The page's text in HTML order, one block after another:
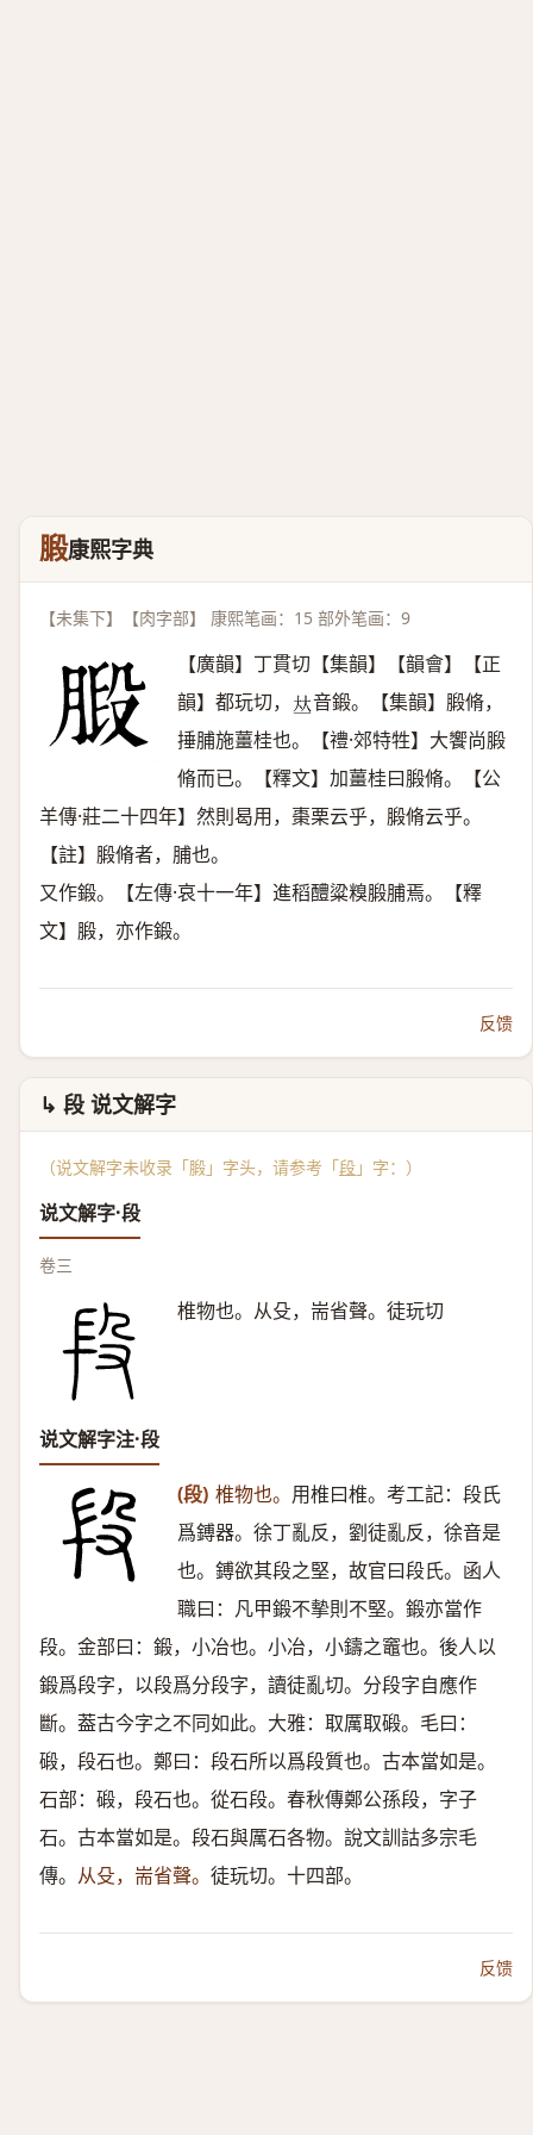
腶康熙字典
【未集下】【肉字部】 康熙笔画：15 部外笔画：9
【廣韻】丁貫切【集韻】【韻會】【正
韻】都玩切， 𠀤音鍛。【集韻】腶脩，
捶脯施薑桂也。【禮·郊特牲】大饗尚腶
脩而已。【釋文】加薑桂曰腶脩。【公
羊傳·莊二十四年】然則曷用，棗栗云乎，腶脩云乎。
【註】腶脩者，脯也。
又作鍛。【左傳·哀十一年】進稻醴粱糗腶脯焉。【釋
文】腶，亦作鍛。
反馈
↳ 段 说文解字
（说文解字未收录「腶」字头，请参考「段 」字：）
说文解字·段
卷三
椎物也。从殳，耑省聲。徒玩切
说文解字注·段
(段) 椎物也。 用椎曰椎。考工記：段氏
爲鎛器。徐丁亂反，劉徒亂反，徐音是
也。鎛欲其段之堅，故官曰段氏。函人
職曰：凡甲鍛不摰則不堅。鍛亦當作
段。金部曰：鍛，小冶也。小冶，小鑄之竈也。後人以
鍛爲段字，以段爲分段字，讀徒亂切。分段字自應作
斷。葢古今字之不同如此。大雅：取厲取碫。毛曰：
碫，段石也。鄭曰：段石所以爲段質也。古本當如是。
石部：碫，段石也。從石段。春秋傳鄭公孫段，字子
石。古本當如是。段石與厲石各物。說文訓詁多宗毛
傳。 从殳，耑省聲。 徒玩切。十四部。
反馈